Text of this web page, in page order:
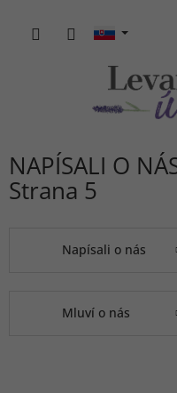
obsah
NAPÍSALI O
Strana 5
Napísali o nás
Mluví o nás